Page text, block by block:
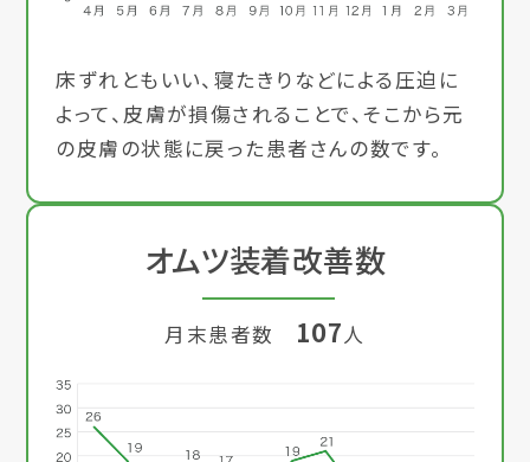
床ずれともいい、寝たきりなどによる圧迫に
よって、皮膚が損傷されることで、そこから元
の皮膚の状態に戻った患者さんの数です。
オムツ装着改善数
月末患者数 107 人